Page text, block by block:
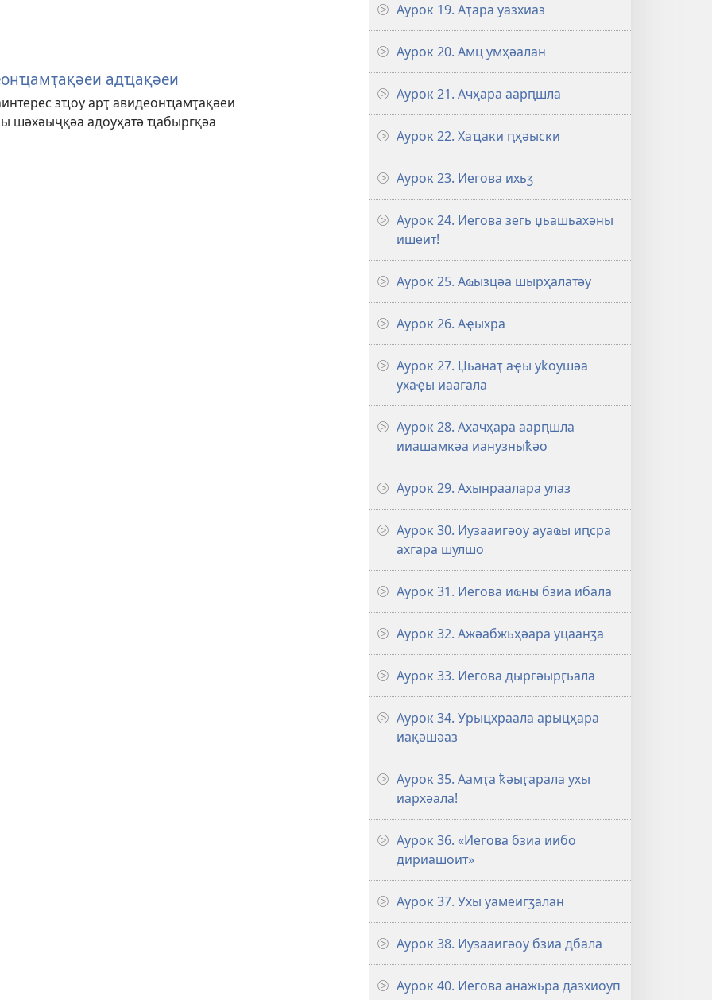
адҵақәеи
зҵоу арҭ авидеонҵамҭақәеи
шәхәыҷқәа адоуҳатә ҵабыргқәа
Аурок 19. Аҭара уазхиаз
Аурок 20. Амц умҳәалан
Аурок 21. Ачҳара аарԥшла
Аурок 22. Хаҵаки ԥҳәыски
Аурок 23. Иегова ихьӡ
Аурок 24. Иегова зегь џьашьахәны
ишеит!
Аурок 25. Аҩызцәа шырҳалатәу
Аурок 26. Аҿыхра
Аурок 27. Џьанаҭ аҿы уҟоушәа
ухаҿы иаагала
Аурок 28. Ахачҳара аарԥшла
ииашамкәа ианузныҟәо
Аурок 29. Ахынраалара улаз
Аурок 30. Иузааигәоу ауаҩы иԥсра
ахгара шулшо
Аурок 31. Иегова иҩны бзиа ибала
Аурок 32. Ажәабжьҳәара уцаанӡа
Аурок 33. Иегова дыргәырӷьала
Аурок 34. Урыцхраала арыцҳара
иақәшәаз
Аурок 35. Аамҭа ҟәыӷарала ухы
иархәала!
Аурок 36. «Иегова бзиа иибо
дириашоит»
Аурок 37. Ухы уамеигӡалан
Аурок 38. Иузааигәоу бзиа дбала
Аурок 40. Иегова анажьра дазхиоуп